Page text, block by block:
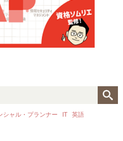
シャル・プランナー IT 英語